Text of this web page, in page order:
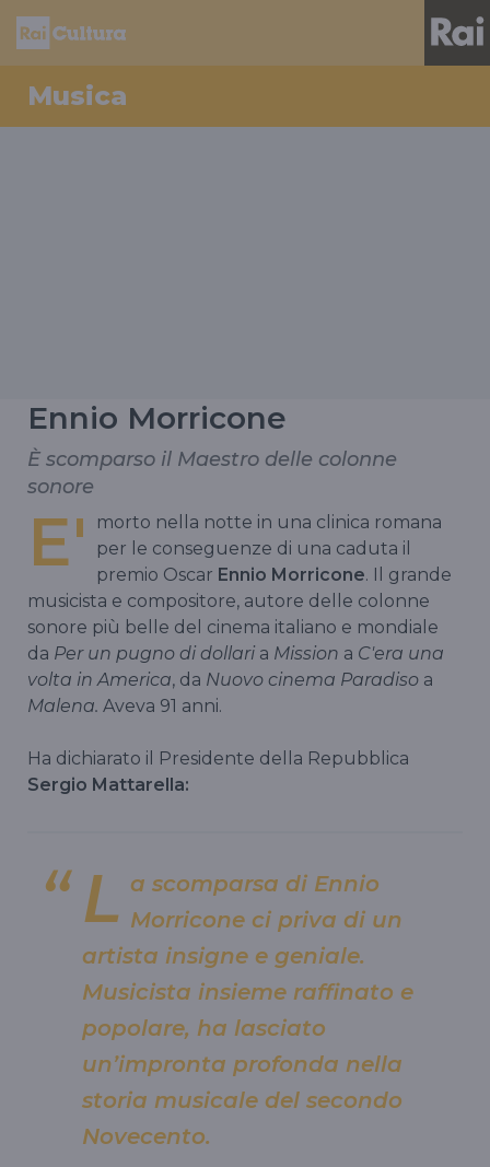
Musica
Ennio Morricone
È scomparso il Maestro delle colonne
sonore
E'
morto nella notte in una clinica romana
per le conseguenze di una caduta il
premio Oscar Ennio Morricone. Il grande
musicista e compositore, autore delle colonne
sonore più belle del cinema italiano e mondiale
da Per un pugno di dollari a Mission a C'era una
volta in America, da Nuovo cinema Paradiso a
Malena. Aveva 91 anni.
Ha dichiarato il Presidente della Repubblica
Sergio Mattarella:
L a scomparsa di Ennio
Morricone ci priva di un
artista insigne e geniale.
Musicista insieme raffinato e
popolare, ha lasciato
un’impronta profonda nella
storia musicale del secondo
Novecento.